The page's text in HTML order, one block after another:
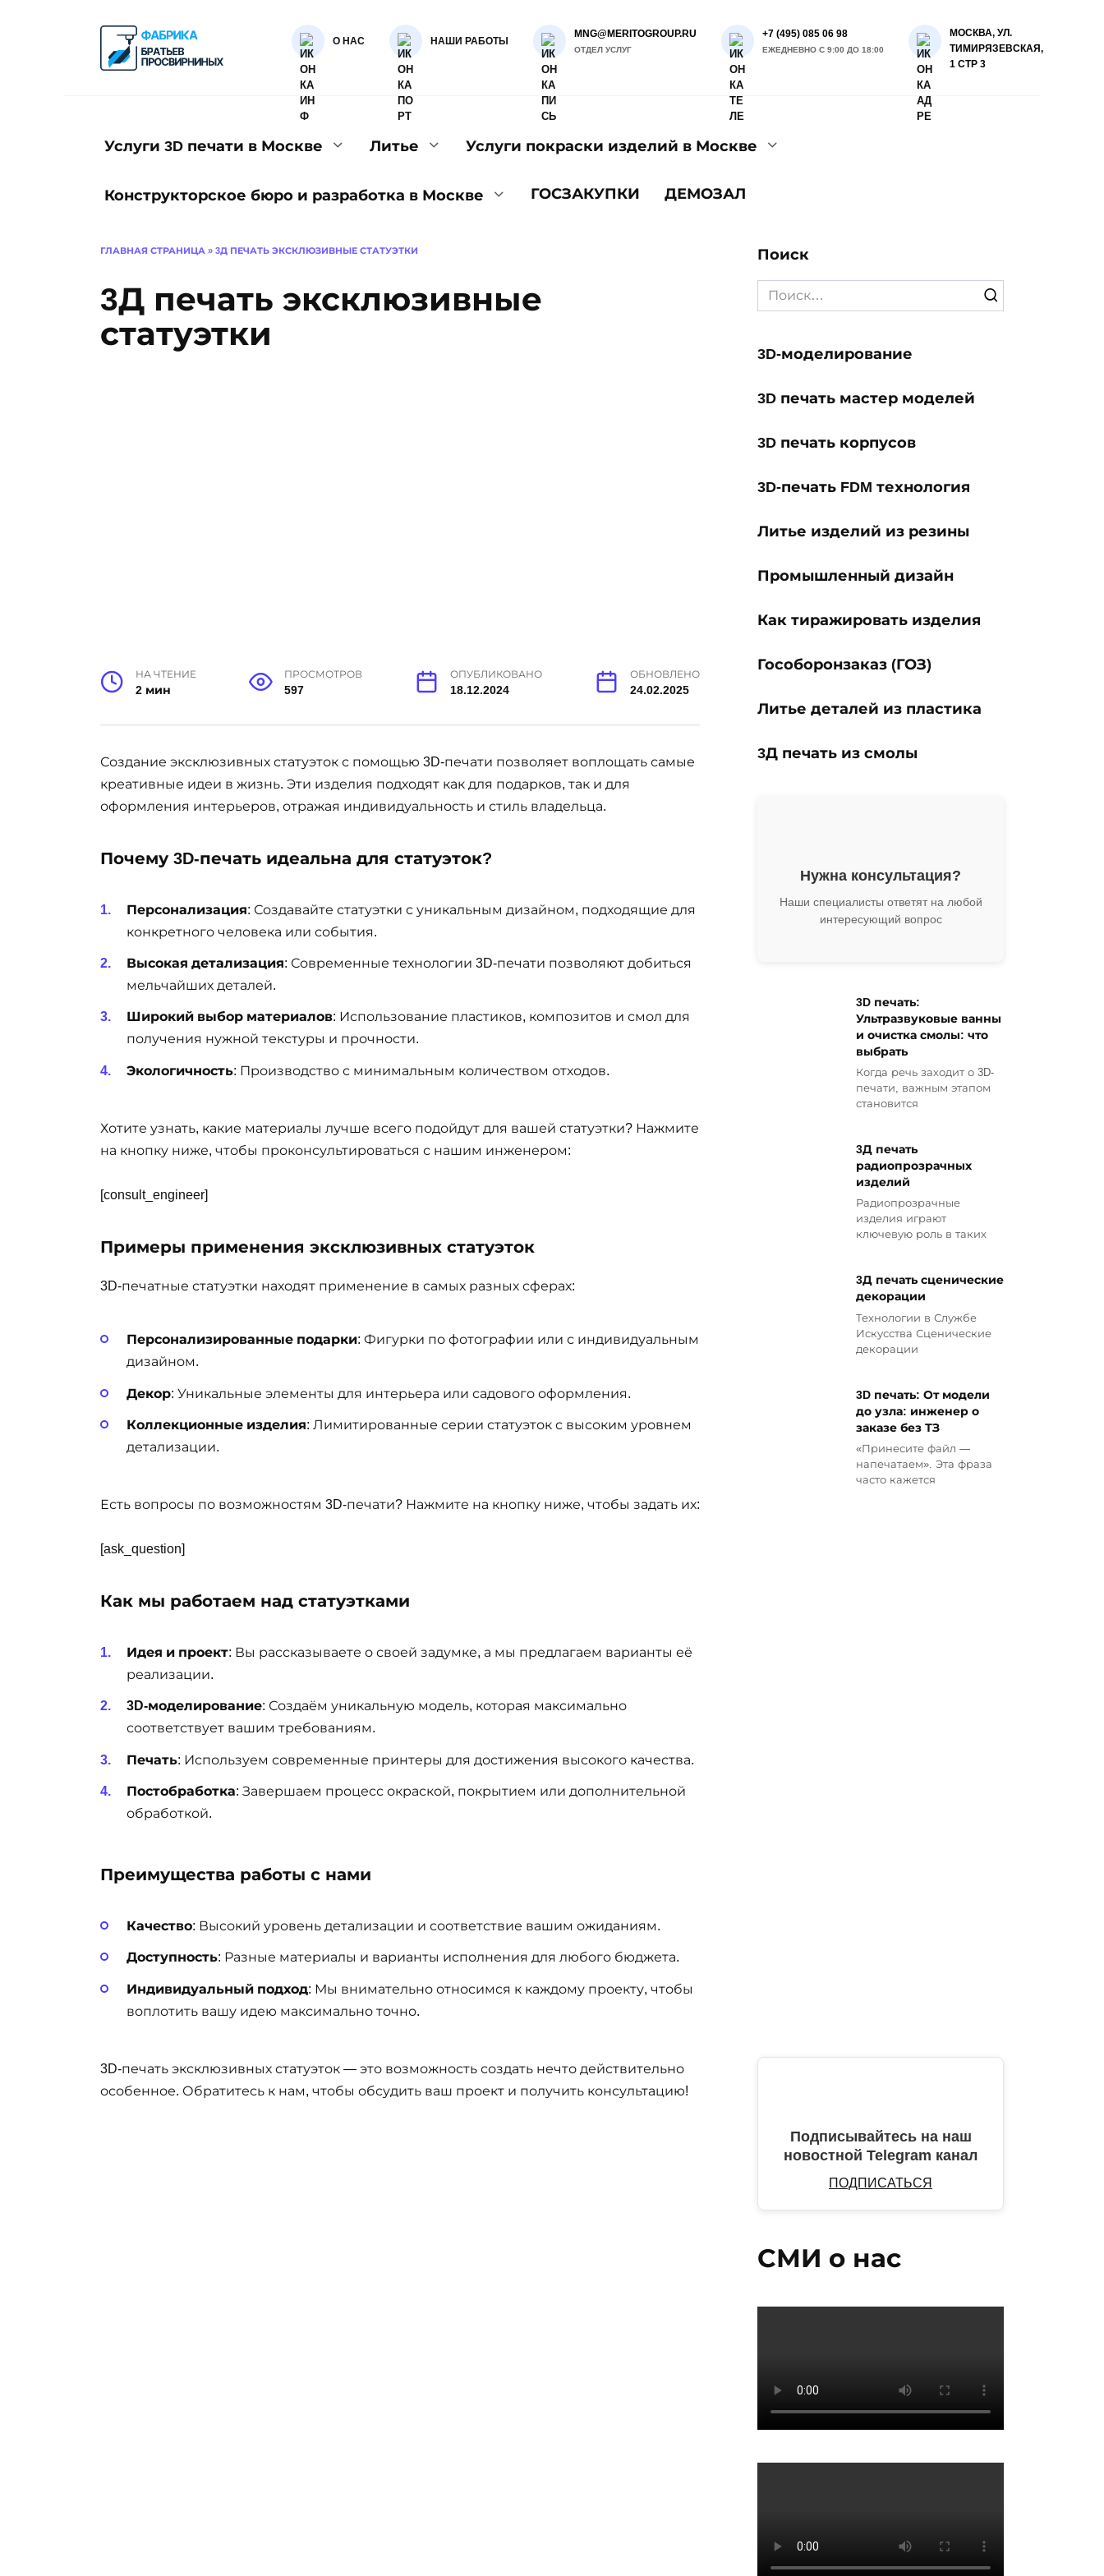
О НАС НАШИ РАБОТЫ
MNG@MERITOGROUP.RU
ОТДЕЛ УСЛУГ
+7 (495) 085 06 98
ЕЖЕДНЕВНО С 9:00 ДО 18:00
МОСКВА, УЛ.
ТИМИРЯЗЕВСКАЯ,
1 СТР 3
Услуги 3D печати в Москве Литье Услуги покраски изделий в Москве
Конструкторское бюро и разработка в Москве ГОСЗАКУПКИ ДЕМОЗАЛ
ГЛАВНАЯ СТРАНИЦА » 3Д ПЕЧАТЬ ЭКСКЛЮЗИВНЫЕ СТАТУЭТКИ
3Д печать эксклюзивные
статуэтки
НА ЧТЕНИЕ
2 мин
ПРОСМОТРОВ
597
ОПУБЛИКОВАНО
18.12.2024
ОБНОВЛЕНО
24.02.2025
Создание эксклюзивных статуэток с помощью 3D-печати позволяет воплощать самые
креативные идеи в жизнь. Эти изделия подходят как для подарков, так и для
оформления интерьеров, отражая индивидуальность и стиль владельца.
Почему 3D-печать идеальна для статуэток?
Персонализация: Создавайте статуэтки с уникальным дизайном, подходящие для
конкретного человека или события.
Высокая детализация: Современные технологии 3D-печати позволяют добиться
мельчайших деталей.
Широкий выбор материалов: Использование пластиков, композитов и смол для
получения нужной текстуры и прочности.
Экологичность: Производство с минимальным количеством отходов.
Хотите узнать, какие материалы лучше всего подойдут для вашей статуэтки? Нажмите
на кнопку ниже, чтобы проконсультироваться с нашим инженером:
[consult_engineer]
Примеры применения эксклюзивных статуэток
3D-печатные статуэтки находят применение в самых разных сферах:
Персонализированные подарки: Фигурки по фотографии или с индивидуальным
дизайном.
Декор: Уникальные элементы для интерьера или садового оформления.
Коллекционные изделия: Лимитированные серии статуэток с высоким уровнем
детализации.
Есть вопросы по возможностям 3D-печати? Нажмите на кнопку ниже, чтобы задать их:
[ask_question]
Как мы работаем над статуэтками
Идея и проект: Вы рассказываете о своей задумке, а мы предлагаем варианты её
реализации.
3D-моделирование: Создаём уникальную модель, которая максимально
соответствует вашим требованиям.
Печать: Используем современные принтеры для достижения высокого качества.
Постобработка: Завершаем процесс окраской, покрытием или дополнительной
обработкой.
Преимущества работы с нами
Качество: Высокий уровень детализации и соответствие вашим ожиданиям.
Доступность: Разные материалы и варианты исполнения для любого бюджета.
Индивидуальный подход: Мы внимательно относимся к каждому проекту, чтобы
воплотить вашу идею максимально точно.
3D-печать эксклюзивных статуэток — это возможность создать нечто действительно
особенное. Обратитесь к нам, чтобы обсудить ваш проект и получить консультацию!
Поиск
Search
for:
3D-моделирование
3D печать мастер моделей
3D печать корпусов
3D-печать FDM технология
Литье изделий из резины
Промышленный дизайн
Как тиражировать изделия
Гособоронзаказ (ГОЗ)
Литье деталей из пластика
3Д печать из смолы
Нужна консультация?
Наши специалисты ответят на любой
интересующий вопрос
3D печать:
Ультразвуковые ванны
и очистка смолы: что
выбрать
Когда речь заходит о 3D-
печати, важным этапом
становится
3Д печать
радиопрозрачных
изделий
Радиопрозрачные
изделия играют
ключевую роль в таких
3Д печать сценические
декорации
Технологии в Службе
Искусства Сценические
декорации
3D печать: От модели
до узла: инженер о
заказе без ТЗ
«Принесите файл —
напечатаем». Эта фраза
часто кажется
Подписывайтесь на наш
новостной Telegram канал
ПОДПИСАТЬСЯ
СМИ о нас